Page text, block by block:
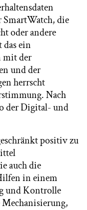
die
oder andere
ein
mit der
und der
herrscht
Nach
der Digital- und
positiv zu
auch die
in einem
und Kontrolle
Mechanisierung,